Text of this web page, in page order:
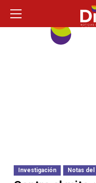
contenido
principal
Investigación Notas